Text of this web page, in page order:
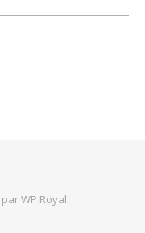
parWP Royal.